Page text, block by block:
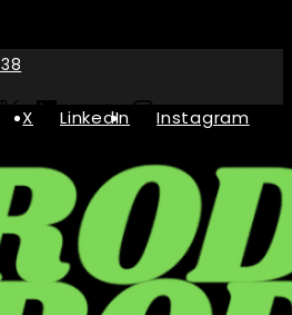
X LinkedIn Instagram